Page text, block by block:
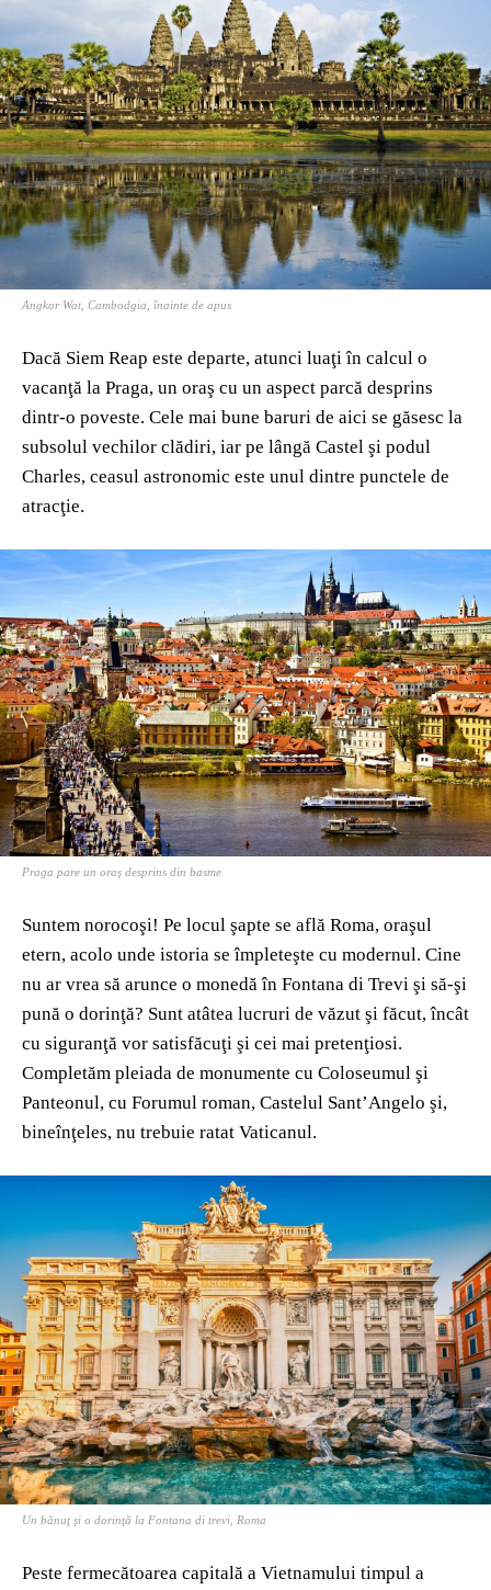
Angkor Wat, Cambodgia, înainte de apus
Dacă Siem Reap este departe, atunci luaţi în calcul o
vacanţă la Praga, un oraş cu un aspect parcă desprins
dintr-o poveste. Cele mai bune baruri de aici se găsesc la
subsolul vechilor clădiri, iar pe lângă Castel şi podul
Charles, ceasul astronomic este unul dintre punctele de
atracţie.
Praga pare un oraş desprins din basme
Suntem norocoşi! Pe locul şapte se află Roma, oraşul
etern, acolo unde istoria se împleteşte cu modernul. Cine
nu ar vrea să arunce o monedă în Fontana di Trevi şi să-şi
pună o dorinţă? Sunt atâtea lucruri de văzut şi făcut, încât
cu siguranţă vor satisfăcuţi şi cei mai pretenţiosi.
Completăm pleiada de monumente cu Coloseumul şi
Panteonul, cu Forumul roman, Castelul Sant’Angelo şi,
bineînţeles, nu trebuie ratat Vaticanul.
Un bănuţ şi o dorinţă la Fontana di trevi, Roma
Peste fermecătoarea capitală a Vietnamului timpul a